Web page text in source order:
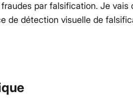
par falsification. Je vais
de détection visuelle de